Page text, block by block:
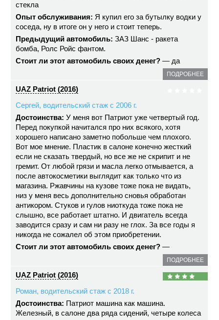
стекла
Опыт обслуживания: Я купил его за бутылку водки у
соседа, ну в итоге он у него и стоит теперь.
Предыдущий автомобиль: ЗАЗ Шанс - ракета
бомба, Ролс Ройс фантом.
Стоит ли этот автомобиль своих денег? — да
ПОДРОБНЕЕ
UAZ Patriot (2016)
Сергей, водительский стаж с 2006 г.
Достоинства: У меня вот Патриот уже четвертый год.
Перед покупкой начитался про них всякого, хотя
хорошего написано заметно побольше чем плохого.
Вот мое мнение. Пластик в салоне конечно жесткий
если не сказать твердый, но все же не скрипит и не
гремит. От любой грязи и масла легко отмывается, а
после автокосметики выглядит как только что из
магазина. Ржавчины на кузове тоже пока не видать,
низ у меня весь дополнительно сновья обработан
антикором. Стуков и гулов ниоткуда тоже пока не
слышно, все работает штатно. И двигатель всегда
заводится сразу и сам ни разу не глох. За все годы я
никогда не сожалел об этом приобретении.
Стоит ли этот автомобиль своих денег? —
ПОДРОБНЕЕ
UAZ Patriot (2016)
Роман, водительский стаж с 2018 г.
Достоинства: Патриот машина как машина.
Железный, в салоне два ряда сидений, четыре колеса